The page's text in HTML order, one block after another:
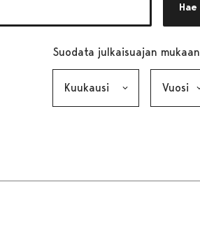
Hae
Suodata julkaisuajan mukaan